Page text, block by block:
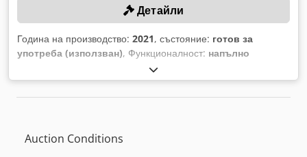
Детайли
Година на производство: 2021, състояние: готов за
употреба (използван), Функционалност: напълно
, номер на машина/превозно средство:
11105234, ТЕХНИЧЕСКИ ДЕТАЙЛИ Максимален
товароподем: ок. 37 кг Номинален товароподем: ок. 30 кг
температура на околната среда: 0 °C - 55 °C (273 K до 328
Auction Conditions